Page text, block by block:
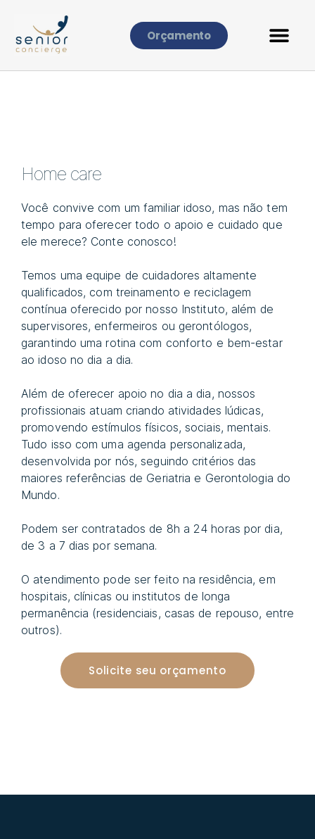
Orçamento
Home care
Você convive com um familiar idoso, mas não tem
tempo para oferecer todo o apoio e cuidado que
ele merece? Conte conosco!
Temos uma equipe de cuidadores altamente
qualificados, com treinamento e reciclagem
contínua oferecido por nosso Instituto, além de
supervisores, enfermeiros ou gerontólogos,
garantindo uma rotina com conforto e bem-estar
ao idoso no dia a dia.
Além de oferecer apoio no dia a dia, nossos
profissionais atuam criando atividades lúdicas,
promovendo estímulos físicos, sociais, mentais.
Tudo isso com uma agenda personalizada,
desenvolvida por nós, seguindo critérios das
maiores referências de Geriatria e Gerontologia do
Mundo.
Podem ser contratados de 8h a 24 horas por dia,
de 3 a 7 dias por semana.
O atendimento pode ser feito na residência, em
hospitais, clínicas ou institutos de longa
permanência (residenciais, casas de repouso, entre
outros).
Solicite seu orçamento